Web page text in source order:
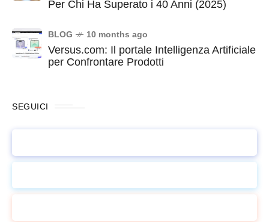
Per Chi Ha Superato i 40 Anni (2025)
BLOG 10 months ago
Versus.com: Il portale Intelligenza Artificiale
per Confrontare Prodotti
SEGUICI